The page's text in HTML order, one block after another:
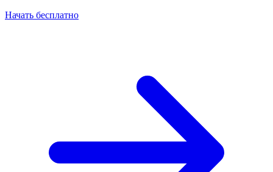
Начать бесплатно